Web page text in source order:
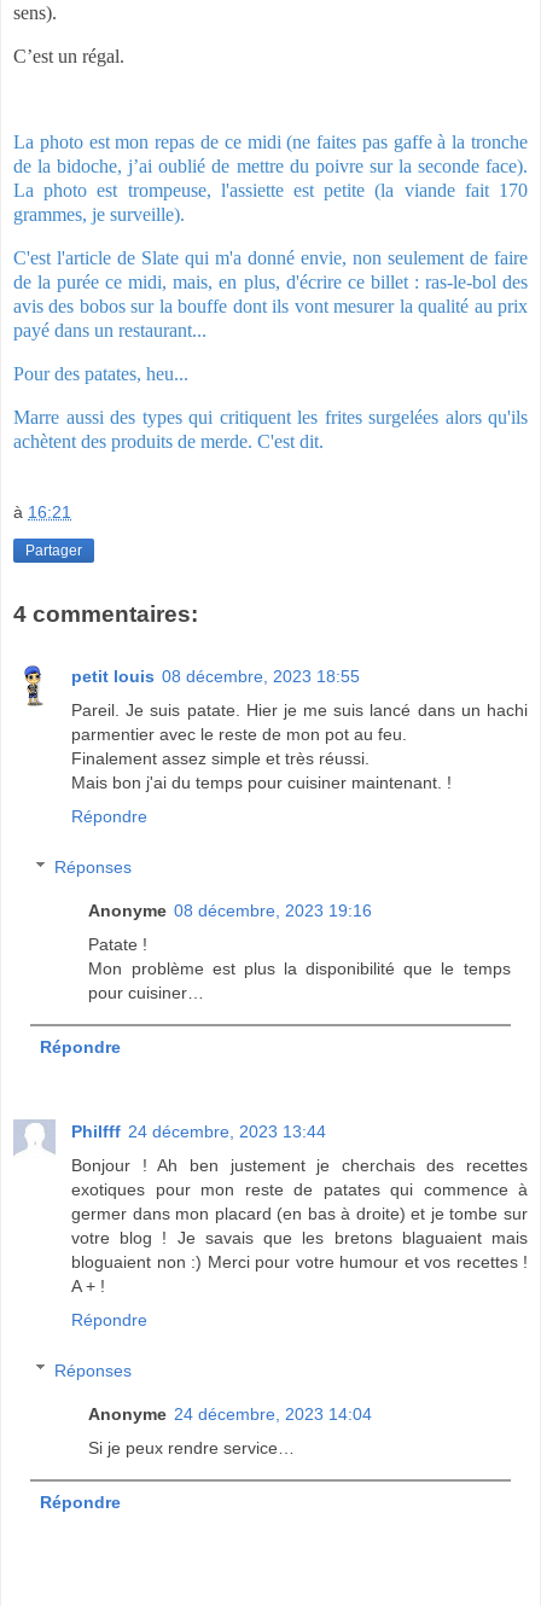
sens).
C’est un régal.
La photo est mon repas de ce midi (ne faites pas gaffe à la tronche
de la bidoche, j’ai oublié de mettre du poivre sur la seconde face).
La photo est trompeuse, l'assiette est petite (la viande fait 170
grammes, je surveille).
C'est l'article de Slate qui m'a donné envie, non seulement de faire
de la purée ce midi, mais, en plus, d'écrire ce billet : ras-le-bol des
avis des bobos sur la bouffe dont ils vont mesurer la qualité au prix
payé dans un restaurant...
Pour des patates, heu...
Marre aussi des types qui critiquent les frites surgelées alors qu'ils
achètent des produits de merde. C'est dit.
à 16:21
Partager
4 commentaires:
petit louis 08 décembre, 2023 18:55
Pareil. Je suis patate. Hier je me suis lancé dans un hachi
parmentier avec le reste de mon pot au feu.
Finalement assez simple et très réussi.
Mais bon j'ai du temps pour cuisiner maintenant. !
Répondre
Réponses
Anonyme 08 décembre, 2023 19:16
Patate !
Mon problème est plus la disponibilité que le temps
pour cuisiner…
Répondre
Philfff 24 décembre, 2023 13:44
Bonjour ! Ah ben justement je cherchais des recettes
exotiques pour mon reste de patates qui commence à
germer dans mon placard (en bas à droite) et je tombe sur
votre blog ! Je savais que les bretons blaguaient mais
bloguaient non :) Merci pour votre humour et vos recettes !
A + !
Répondre
Réponses
Anonyme 24 décembre, 2023 14:04
Si je peux rendre service…
Répondre